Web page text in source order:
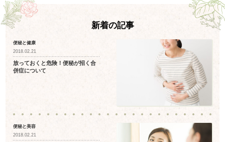
新着の記事
便秘と健康
2018.02.21
放っておくと危険！便秘が招く合
併症について
便秘と美容
2018.02.21